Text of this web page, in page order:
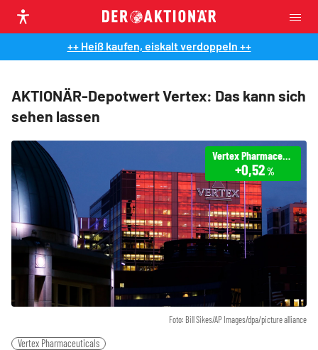
++ Heiß kaufen, eiskalt verdoppeln ++
AKTIONÄR-Depotwert Vertex: Das kann sich
sehen lassen
Foto: Bill Sikes/AP Images/dpa/picture alliance
Vertex Pharmaceuticals
+0,52 %
Vertex Pharmaceuticals